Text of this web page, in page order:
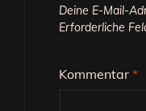
Deine E-Mail-
Erforderliche
Kommentar *